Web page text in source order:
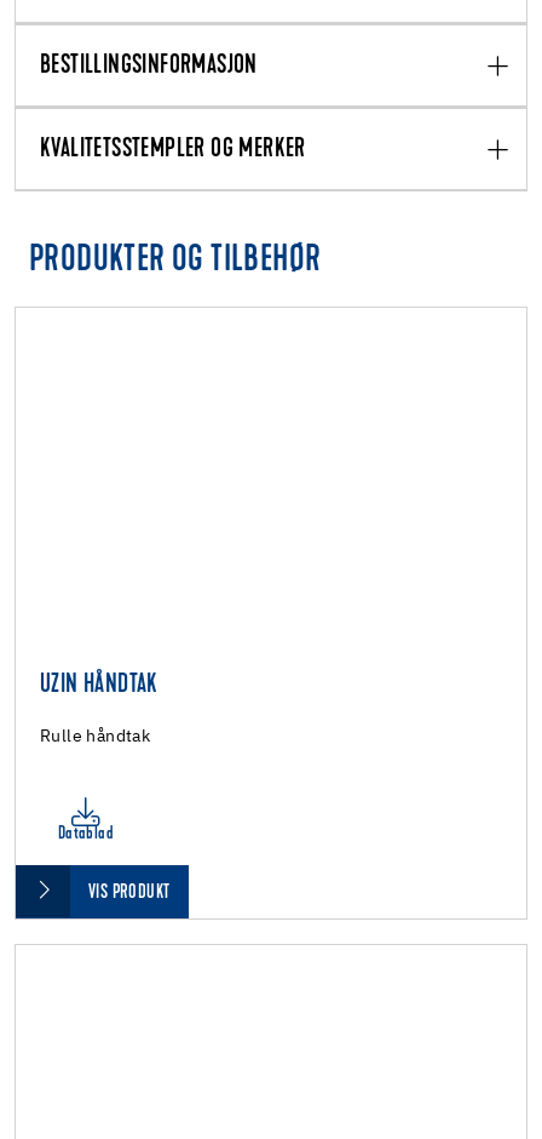
BESTILLINGSINFORMASJON
KVALITETSSTEMPLER OG MERKER
PRODUKTER OG TILBEHØR
UZIN HÅNDTAK
Rulle håndtak
Datablad
VIS PRODUKT